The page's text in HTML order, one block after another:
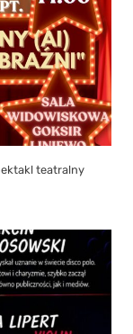
teatralny